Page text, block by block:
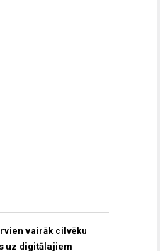
vairāk cilvēku
uz digitālajiem